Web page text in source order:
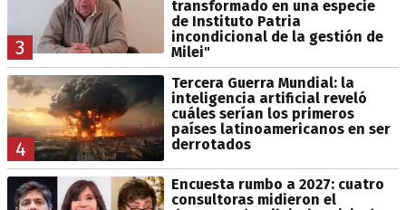
3
transformado en una especie
de Instituto Patria
incondicional de la gestión de
Milei"
4
Tercera Guerra Mundial: la
inteligencia artificial reveló
cuáles serían los primeros
países latinoamericanos en ser
derrotados
Encuesta rumbo a 2027: cuatro
consultoras midieron el